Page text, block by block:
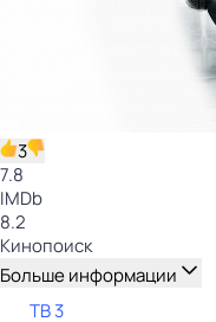
3
7.8
IMDb
8.2
Кинопоиск
Больше информации
ТВ 3